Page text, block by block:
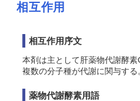
相互作用
相互作用序文
本剤は主として肝薬物代謝酵
複数の分子種が代謝に関与する
薬物代謝酵素用語